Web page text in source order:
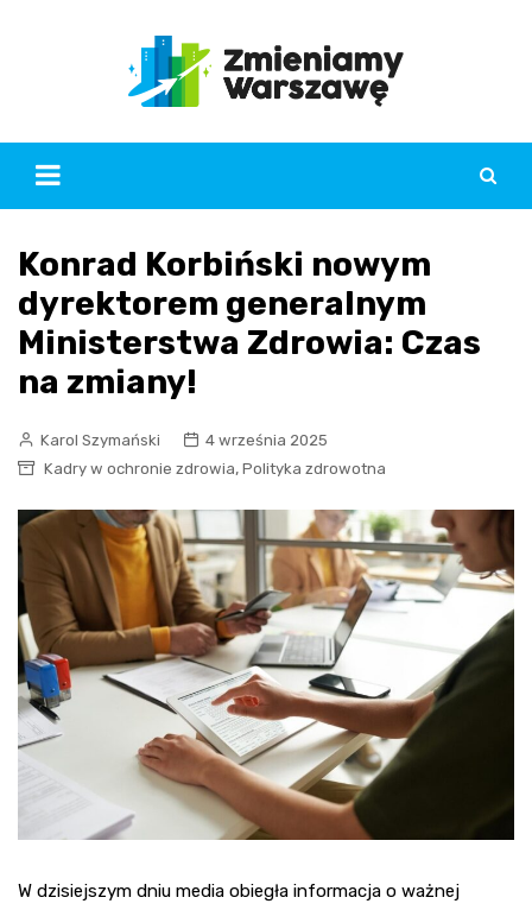
Konrad Korbiński nowym
dyrektorem generalnym
Ministerstwa Zdrowia: Czas
na zmiany!
Karol Szymański
4 września 2025
Kadry w ochronie zdrowia, Polityka zdrowotna
W dzisiejszym dniu media obiegła informacja o ważnej